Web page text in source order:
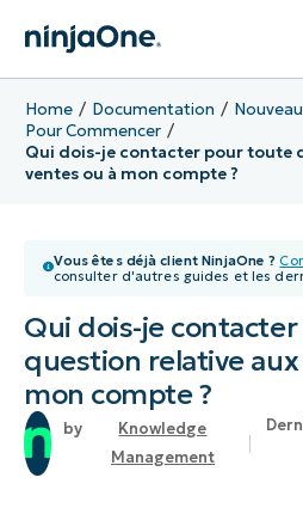
Home Documentation
Pour Commencer
Qui dois-je contacter pour toute
ventes ou à mon compte ?
Vous êtes déjà client NinjaOne ?
consulter d'autres guides et les
Qui dois-je
question relative
mon compte ?
Knowledge
Management